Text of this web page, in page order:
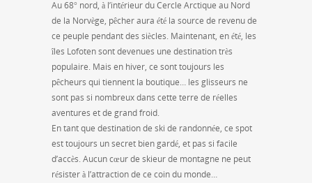
Au 68° nord, à l’intérieur du Cercle Arctique au Nord
de la Norvège, pêcher aura été la source de revenu de
ce peuple pendant des siècles. Maintenant, en été, les
îles Lofoten sont devenues une destination très
populaire. Mais en hiver, ce sont toujours les
pêcheurs qui tiennent la boutique… les glisseurs ne
sont pas si nombreux dans cette terre de réelles
aventures et de grand froid.
En tant que destination de ski de randonnée, ce spot
est toujours un secret bien gardé, et pas si facile
d’accès. Aucun cœur de skieur de montagne ne peut
résister à l’attraction de ce coin du monde…